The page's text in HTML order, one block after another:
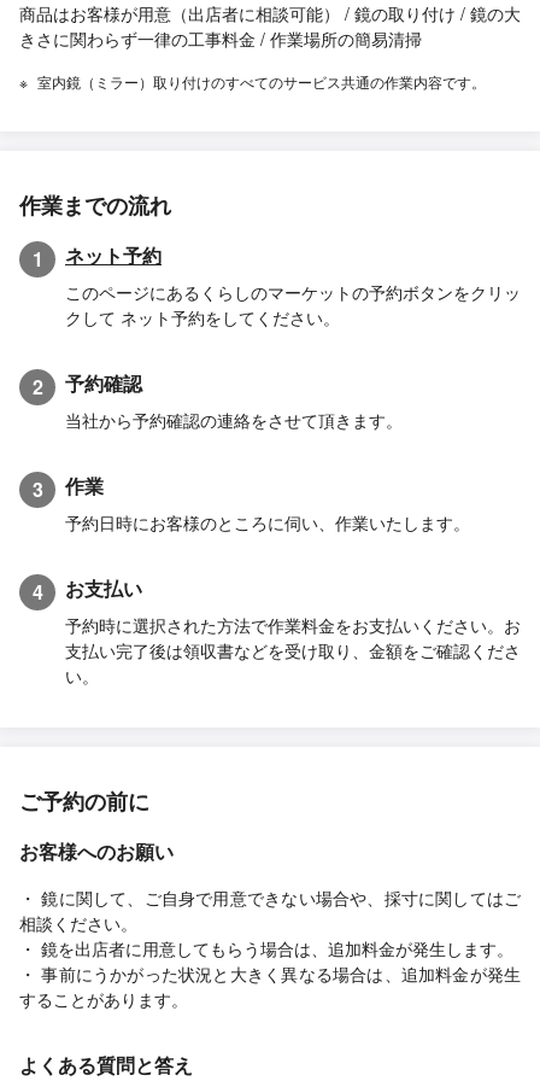
商品はお客様が用意（出店者に相談可能） / 鏡の取り付け / 鏡の大
きさに関わらず一律の工事料金 / 作業場所の簡易清掃
室内鏡（ミラー）取り付けのすべてのサービス共通の作業内容です。
作業までの流れ
1 ネット予約
このページにあるくらしのマーケットの予約ボタンをクリッ
クして ネット予約をしてください。
2 予約確認
当社から予約確認の連絡をさせて頂きます。
3 作業
予約日時にお客様のところに伺い、作業いたします。
4 お支払い
予約時に選択された方法で作業料金をお支払いください。お
支払い完了後は領収書などを受け取り、金額をご確認くださ
い。
ご予約の前に
お客様へのお願い
・ 鏡に関して、ご自身で用意できない場合や、採寸に関してはご
相談ください。
・ 鏡を出店者に用意してもらう場合は、追加料金が発生します。
・ 事前にうかがった状況と大きく異なる場合は、追加料金が発生
することがあります。
よくある質問と答え